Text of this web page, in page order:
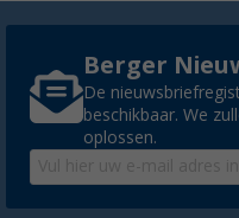
Berger
De
beschikbaar. We
oplossen.